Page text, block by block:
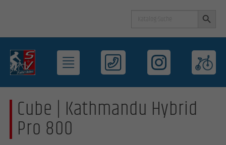
Cube | Kathmandu Hybrid
Pro 800